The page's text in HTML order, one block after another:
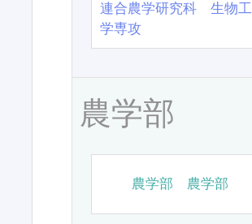
連合農学研究科 生物工
学専攻
農学部
農学部 農学部